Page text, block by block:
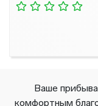
Ваше
комфортным
© 2026 All right